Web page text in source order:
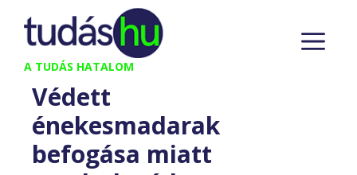
Kilépés
tartalomba
A TUDÁS HATALOM
Védett
énekesmadarak
befogása miatt